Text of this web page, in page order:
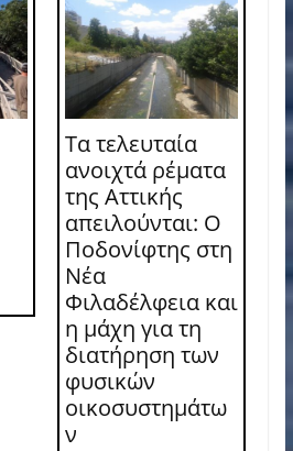
Τα τελευταία
ανοιχτά ρέματα
της Αττικής
απειλούνται: Ο
Ποδονίφτης στη
Νέα
Φιλαδέλφεια και
η μάχη για τη
διατήρηση των
φυσικών
οικοσυστημάτω
ν